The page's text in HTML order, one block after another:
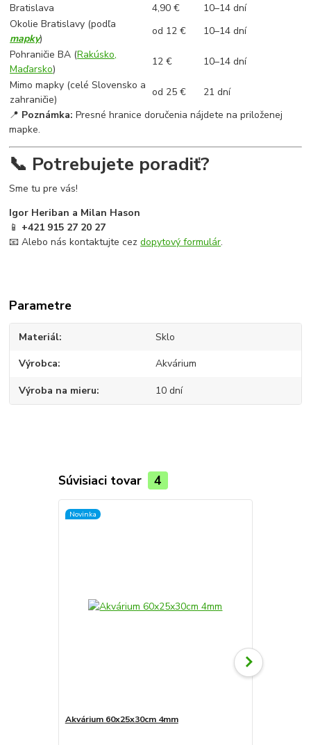
Bratislava
4,90 €
10–14 dní
Okolie Bratislavy (podľa
mapky)
od 12 €
10–14 dní
Pohraničie BA (Rakúsko,
Maďarsko)
12 €
10–14 dní
Mimo mapky (celé Slovensko a
zahraničie)
od 25 €
21 dní
📍 Poznámka: Presné hranice doručenia nájdete na priloženej
mapke.
📞 Potrebujete poradiť?
Sme tu pre vás!
Igor Heriban a Milan Hason
📱 +421 915 27 20 27
📧 Alebo nás kontaktujte cezdopytový formulár.
Parametre
Materiál Sklo
Výrobca Akvárium
Výroba na mieru 10 dní
Súvisiaci tovar 4
Novinka
Akvárium 60x25x30cm 4mm